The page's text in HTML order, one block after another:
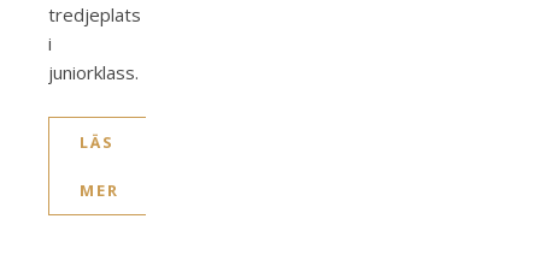
tredjeplats
i
juniorklass.
LÄS
MER